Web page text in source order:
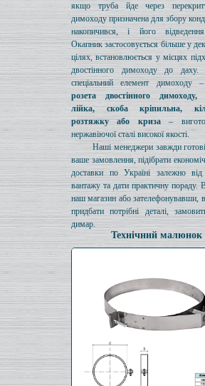
якщо труба йде через
димоходу призначена для збору
накопичився, і його
Окапник застосовується більше у
цілях, встановлюється у місцях
двостінного димоходу до даху.
спеціальний елемент димоходу
розета двостінного димоходу,
лійка, скоба кріпильна,
розтяжку або криза–
нержавіючої сталі високої якості.
Наші менеджери завжди
ваше замовлення, підібрати
доставки по Україні залежно від
вантажу та дати практичну пораду.
наш магазин або зателефонувавши,
придбати потрібні деталі,
димар.
Технічний малюнок